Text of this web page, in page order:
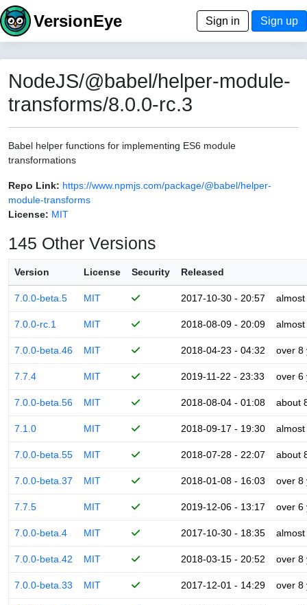
VersionEye Sign in Sign up
NodeJS/@babel/helper-module-
transforms/8.0.0-rc.3
Babel helper functions for implementing ES6 module
transformations
Repo Link: https://www.npmjs.com/package/@babel/helper-
module-transforms
License: MIT
145 Other Versions
Version License Security Released
7.0.0-beta.5 MIT 2017-10-30 - 20:57
7.0.0-rc.1 MIT 2018-08-09 - 20:09
7.0.0-beta.46 MIT 2018-04-23 - 04:32 over 8
7.7.4 MIT 2019-11-22 - 23:33 over 6
7.0.0-beta.56 MIT 2018-08-04 - 01:08 about
7.1.0 MIT 2018-09-17 - 19:30
7.0.0-beta.55 MIT 2018-07-28 - 22:07 about
7.0.0-beta.37 MIT 2018-01-08 - 16:03 over 8
7.7.5 MIT 2019-12-06 - 13:17 over 6
7.0.0-beta.4 MIT 2017-10-30 - 18:35
7.0.0-beta.42 MIT 2018-03-15 - 20:52 over 8
7.0.0-beta.33 MIT 2017-12-01 - 14:29 over 8